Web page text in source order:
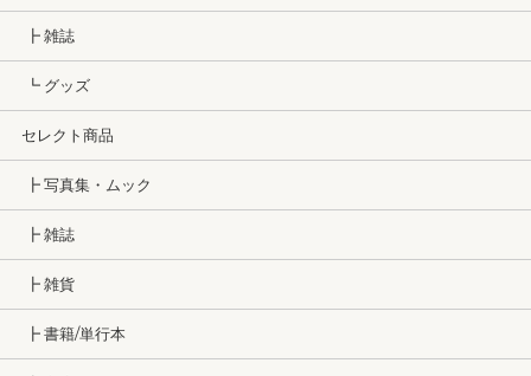
┣ 雑誌
┗ グッズ
セレクト商品
┣ 写真集・ムック
┣ 雑誌
┣ 雑貨
┣ 書籍/単行本